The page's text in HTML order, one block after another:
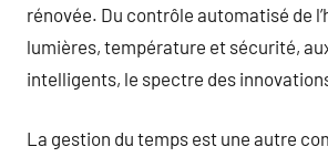
rénovée. Du contrôle automatisé de
lumières, température et sécurité,
intelligents, le spectre des
La gestion du temps est une autre